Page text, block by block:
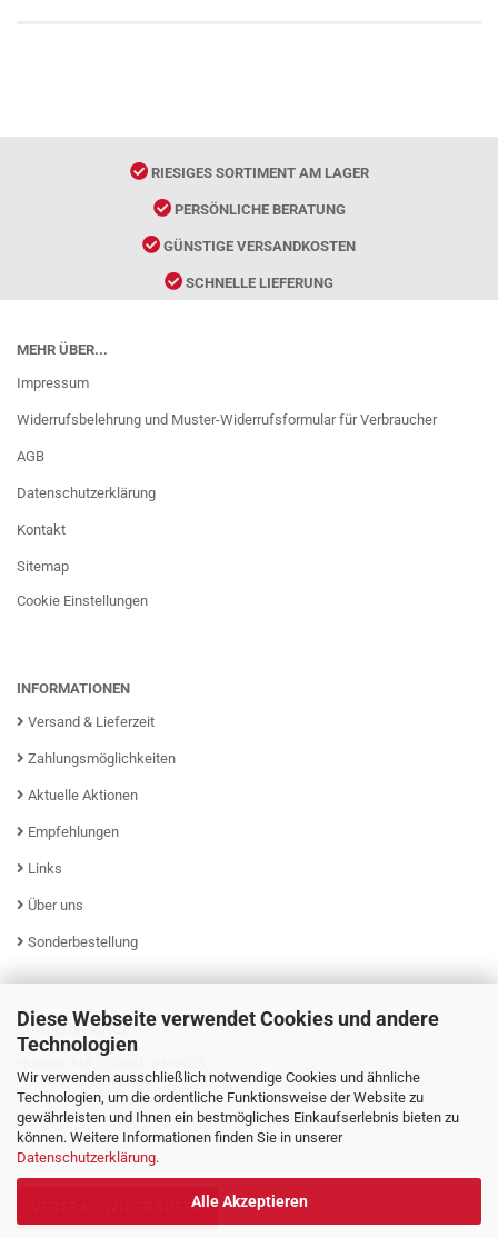
Diese Webseite verwendet Cookies und andere
Technologien
Wir verwenden ausschließlich notwendige Cookies und ähnliche
Technologien, um die ordentliche Funktionsweise der Website zu
gewährleisten und Ihnen ein bestmögliches Einkaufserlebnis bieten zu
können. Weitere Informationen finden Sie in unserer
Datenschutzerklärung.
Alle Akzeptieren
RIESIGES SORTIMENT AM LAGER
PERSÖNLICHE BERATUNG
GÜNSTIGE VERSANDKOSTEN
SCHNELLE LIEFERUNG
MEHR ÜBER...
Impressum
Widerrufsbelehrung und Muster-Widerrufsformular für Verbraucher
AGB
Datenschutzerklärung
Kontakt
Sitemap
Cookie Einstellungen
INFORMATIONEN
Versand & Lieferzeit
Zahlungsmöglichkeiten
Aktuelle Aktionen
Empfehlungen
Links
Über uns
Sonderbestellung
KUNDENSERVICE
Mo - Fr von 08:00 - 16:00 Uhr
VERTRAG WIDERRUFEN